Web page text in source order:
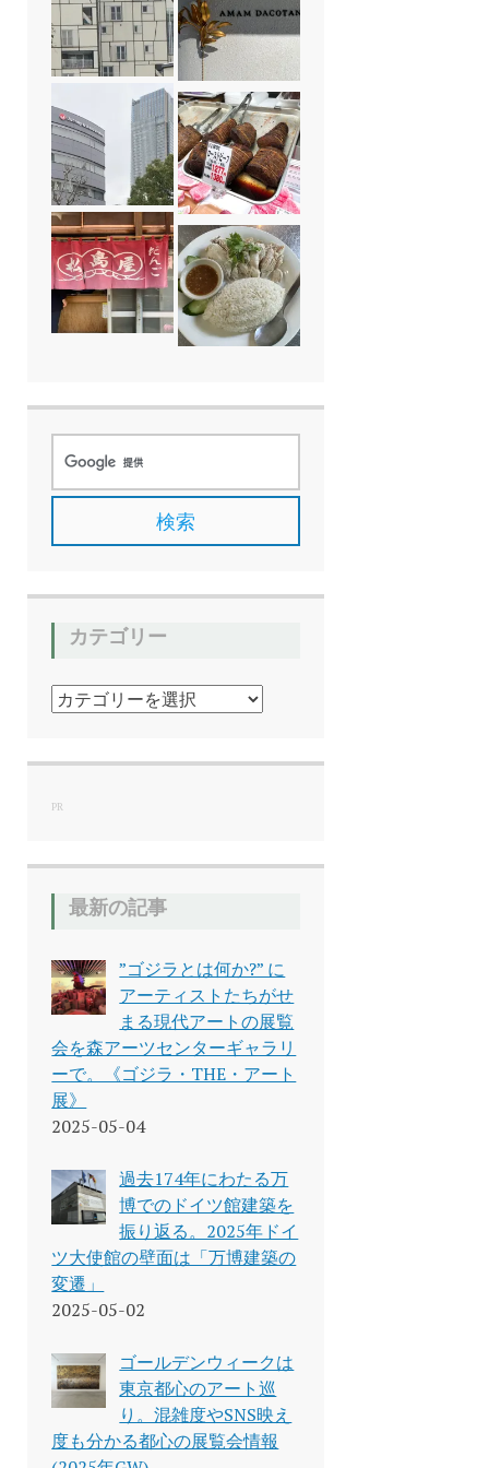
カテゴリー
カ
テ
リ
PR
最新の記事
”ゴジラとは何か?” に
アーティストたちがせ
まる現代アートの展覧
会を森アーツセンターギャラリ
ーで。《ゴジラ・THE・アート
展》
2025-05-04
過去174年にわたる万
博でのドイツ館建築を
振り返る。2025年ドイ
ツ大使館の壁面は「万博建築の
変遷」
2025-05-02
ゴールデンウィークは
東京都心のアート巡
り。混雑度やSNS映え
度も分かる都心の展覧会情報